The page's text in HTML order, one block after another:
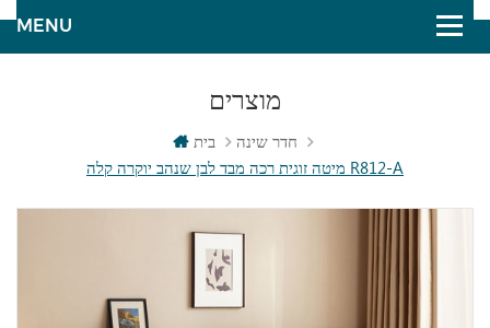
מוצרים
בית
חדר שינה
מיטה זוגית רכה מבד לבן שנהב יוקרה קלה R812-A